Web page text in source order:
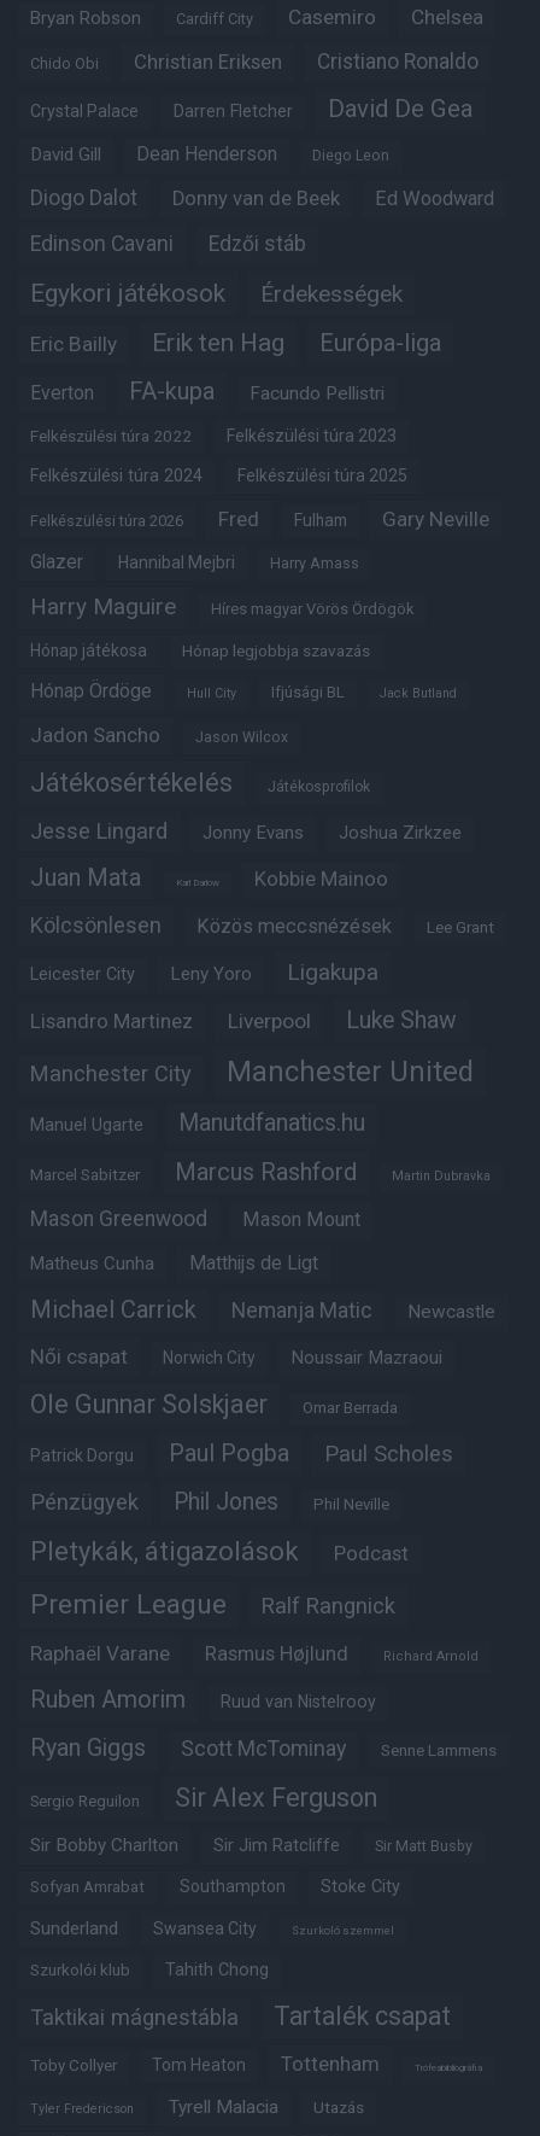
Bryan Robson Cardiff City Casemiro Chelsea
Chido Obi Christian Eriksen Cristiano Ronaldo
Crystal Palace Darren Fletcher David De Gea
David Gill Dean Henderson Diego Leon
Diogo Dalot Donny van de Beek Ed Woodward
Edinson Cavani Edzői stáb
Egykori játékosok Érdekességek
Eric Bailly Erik ten Hag Európa-liga
Everton FA-kupa Facundo Pellistri
Felkészülési túra 2022 Felkészülési túra 2023
Felkészülési túra 2024 Felkészülési túra 2025
Felkészülési túra 2026 Fred Fulham Gary Neville
Glazer Hannibal Mejbri Harry Amass
Harry Maguire Híres magyar Vörös Ördögök
Hónap játékosa Hónap legjobbja szavazás
Hónap Ördöge Hull City Ifjúsági BL Jack Butland
Jadon Sancho Jason Wilcox
Játékosértékelés Játékosprofilok
Jesse Lingard Jonny Evans Joshua Zirkzee
Juan Mata Karl Darlow Kobbie Mainoo
Kölcsönlesen Közös meccsnézések Lee Grant
Leicester City Leny Yoro Ligakupa
Lisandro Martinez Liverpool Luke Shaw
Manchester City Manchester United
Manuel Ugarte Manutdfanatics.hu
Marcel Sabitzer Marcus Rashford Martin Dubravka
Mason Greenwood Mason Mount
Matheus Cunha Matthijs de Ligt
Michael Carrick Nemanja Matic Newcastle
Női csapat Norwich City Noussair Mazraoui
Ole Gunnar Solskjaer Omar Berrada
Patrick Dorgu Paul Pogba Paul Scholes
Pénzügyek Phil Jones Phil Neville
Pletykák, átigazolások Podcast
Premier League Ralf Rangnick
Raphaël Varane Rasmus Højlund Richard Arnold
Ruben Amorim Ruud van Nistelrooy
Ryan Giggs Scott McTominay Senne Lammens
Sergio Reguilon Sir Alex Ferguson
Sir Bobby Charlton Sir Jim Ratcliffe Sir Matt Busby
Sofyan Amrabat Southampton Stoke City
Sunderland Swansea City Szurkoló szemmel
Szurkolói klub Tahith Chong
Taktikai mágnestábla Tartalék csapat
Toby Collyer Tom Heaton Tottenham Trófeabibliográfia
Tyler Fredericson Tyrell Malacia Utazás